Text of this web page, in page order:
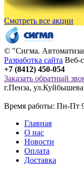
Смотреть все акции
© "Сигма.
Разработка сайта Веб-
+7 (8412) 450-054
Заказать обратный
г.Пенза,
Время работы: Пн-Пт
Главная
О нас
Новости
Оплата
Доставка